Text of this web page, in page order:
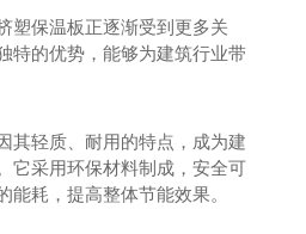
塑保温板正逐渐受到更多关
特的优势，能够为建筑行业带
其轻质、耐用的特点，成为建
它采用环保材料制成，安全可
能耗，提高整体节能效果。